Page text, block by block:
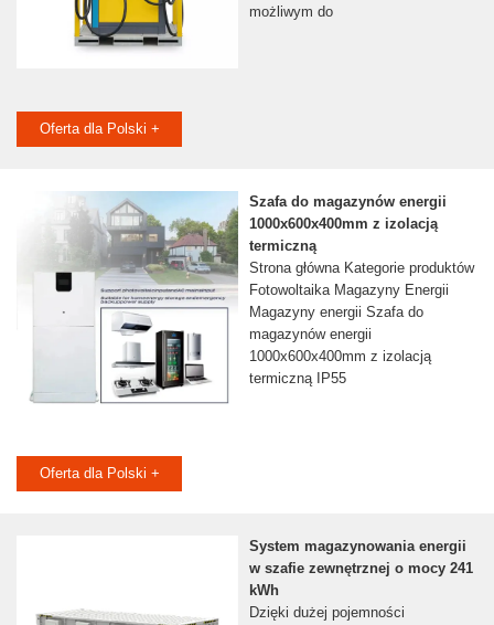
możliwym do
Oferta dla Polski +
Szafa do magazynów energii
1000x600x400mm z izolacją
termiczną
Strona główna Kategorie produktów
Fotowoltaika Magazyny Energii
Magazyny energii Szafa do
magazynów energii
1000x600x400mm z izolacją
termiczną IP55
Oferta dla Polski +
System magazynowania energii
w szafie zewnętrznej o mocy 241
kWh
Dzięki dużej pojemności